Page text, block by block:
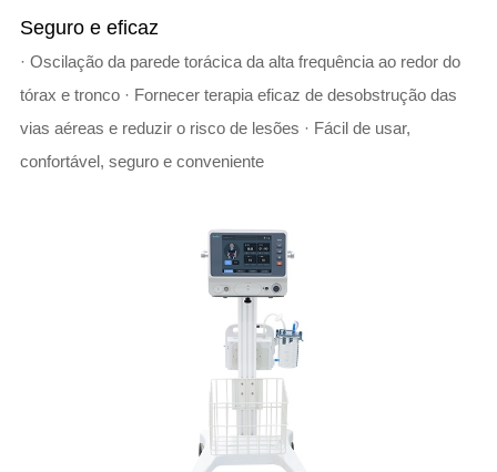
Seguro e eficaz
· Oscilação da parede torácica da alta frequência ao redor do
tórax e tronco · Fornecer terapia eficaz de desobstrução das
vias aéreas e reduzir o risco de lesões · Fácil de usar,
confortável, seguro e conveniente